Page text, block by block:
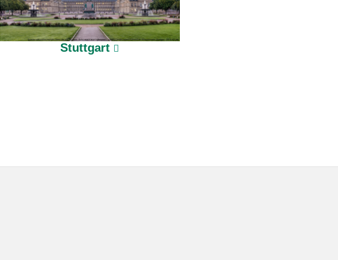
Stuttgart